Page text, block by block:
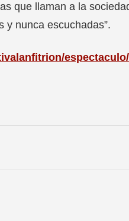
que llaman a la
y nunca escuchadas”.